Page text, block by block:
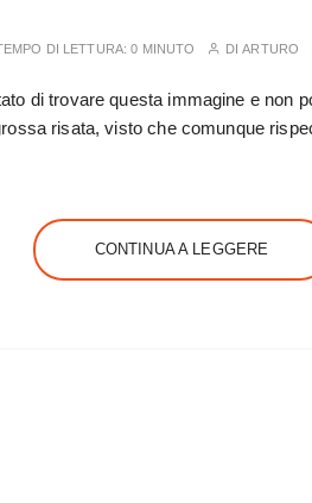
DI LETTURA:0 MINUTO DIARTURO
di trovare questa immagine e non
risata, visto che comunque
CONTINUA A LEGGERE